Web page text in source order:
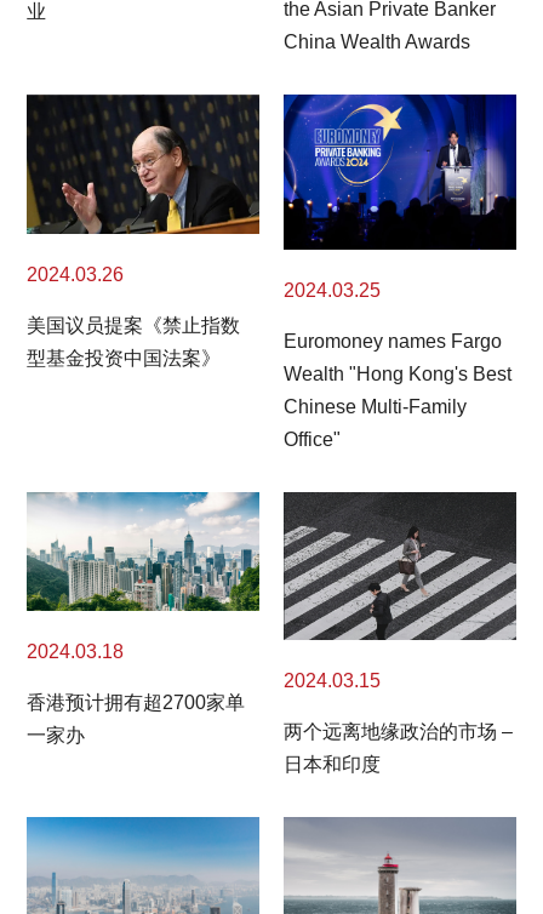
业
the Asian Private Banker
China Wealth Awards
2024.03.26
美国议员提案《禁止指数
型基金投资中国法案》
2024.03.25
Euromoney names Fargo
Wealth "Hong Kong's Best
Chinese Multi-Family
Office"
2024.03.18
香港预计拥有超2700家单
一家办
2024.03.15
两个远离地缘政治的市场 –
日本和印度